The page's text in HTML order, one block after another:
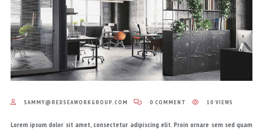
SAMMY@REDSEAWORKGROUP.COM 0 COMMENT 10 VIEWS
Lorem ipsum dolor sit amet, consectetur adipiscing elit. Proin ornare sem sed quam